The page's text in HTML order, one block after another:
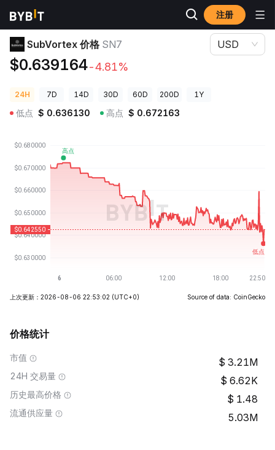
注册
加密货币价格
SubVortex 价格 SN7
$0.639164-4.81%
USD
24H 7D 14D 30D 60D 200D 1Y
低点 $ 0.636130 高点 $ 0.672163
上次更新：2026-08-06 22:53:02 (UTC+0) Source of data: CoinGecko
价格统计
市值 3.21M
24H 交易量 6.62K
历史最高价格 1.48
流通供应量 5.03M